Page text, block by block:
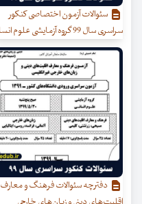
سئوالات آزمون اختصاصی کنکور
سراسری سال 99 گروه آزمایشی علوم انسانی
دفترچه سئوالات فرهنگ و معارف